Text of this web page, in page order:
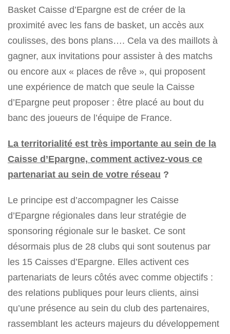
Basket Caisse d’Epargne est de créer de la
proximité avec les fans de basket, un accès aux
coulisses, des bons plans…. Cela va des maillots à
gagner, aux invitations pour assister à des matchs
ou encore aux « places de rêve », qui proposent
une expérience de match que seule la Caisse
d’Epargne peut proposer : être placé au bout du
banc des joueurs de l’équipe de France.
La territorialité est très importante au sein de la
Caisse d’Epargne, comment activez-vous ce
partenariat au sein de votre réseau ?
Le principe est d’accompagner les Caisse
d’Epargne régionales dans leur stratégie de
sponsoring régionale sur le basket. Ce sont
désormais plus de 28 clubs qui sont soutenus par
les 15 Caisses d’Epargne. Elles activent ces
partenariats de leurs côtés avec comme objectifs :
des relations publiques pour leurs clients, ainsi
qu’une présence au sein du club des partenaires,
rassemblant les acteurs majeurs du développement